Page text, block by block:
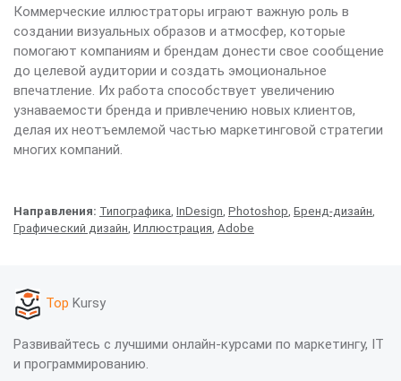
Коммерческие иллюстраторы играют важную роль в
создании визуальных образов и атмосфер, которые
помогают компаниям и брендам донести свое сообщение
до целевой аудитории и создать эмоциональное
впечатление. Их работа способствует увеличению
узнаваемости бренда и привлечению новых клиентов,
делая их неотъемлемой частью маркетинговой стратегии
многих компаний.
Направления: Типографика InDesign Photoshop Бренд-дизайн
Графический дизайн Иллюстрация Adobe
Top Kursy
Развивайтесь с лучшими онлайн-курсами по маркетингу, IT
и программированию.